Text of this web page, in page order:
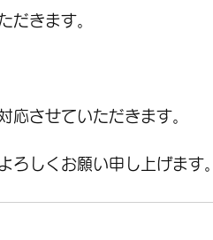
だきます。
応させていただきます。
ろしくお願い申し上げます。